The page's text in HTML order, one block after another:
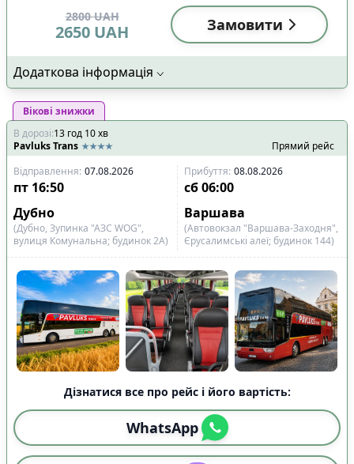
2800 UAH
2650 UAH Замовити
Додаткова інформація
Вікові знижки
В дорозі:13 год 10хв
Pavluks Trans
Прямий рейс
Відправлення: 07.08.2026 Прибуття: 08.08.2026
пт 16:50 сб 06:00
Дубно
Варшава
(Дубно, Зупинка "АЗС WOG",
вулиця Комунальна; будинок 2А)
(Автовокзал "Варшава-Заходня",
Єрусалимські алеї; будинок 144)
Дізнатися все про рейс і його вартість:
WhatsApp